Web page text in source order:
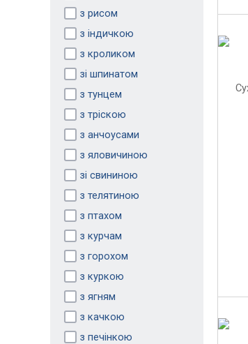
з рисом
з індичкою
з кроликом
зі шпинатом
з тунцем
з тріскою
з анчоусами
з яловичиною
зі свининою
з телятиною
з птахом
з курчам
з горохом
з куркою
з ягням
з качкою
з печінкою